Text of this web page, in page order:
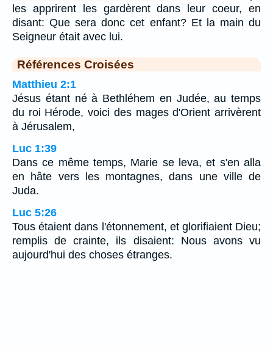
les apprirent les gardèrent dans leur coeur, en
disant: Que sera donc cet enfant? Et la main du
Seigneur était avec lui.
Références Croisées
Matthieu 2:1
Jésus étant né à Bethléhem en Judée, au temps
du roi Hérode, voici des mages d'Orient arrivèrent
à Jérusalem,
Luc 1:39
Dans ce même temps, Marie se leva, et s'en alla
en hâte vers les montagnes, dans une ville de
Juda.
Luc 5:26
Tous étaient dans l'étonnement, et glorifiaient Dieu;
remplis de crainte, ils disaient: Nous avons vu
aujourd'hui des choses étranges.